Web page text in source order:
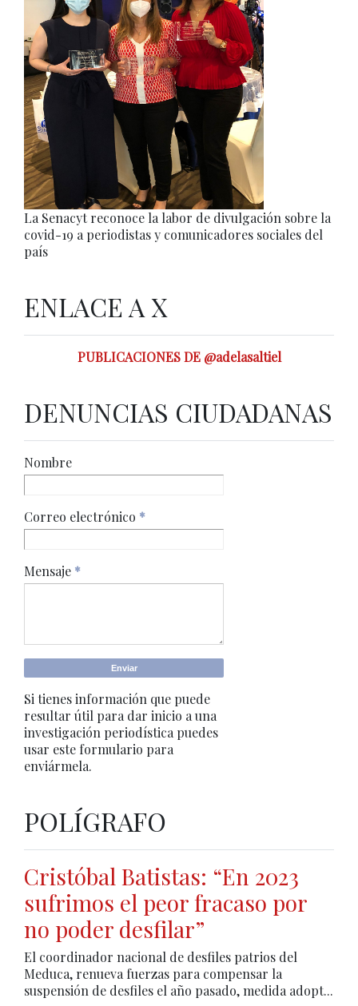
La Senacyt reconoce la labor de divulgación sobre la
covid-19 a periodistas y comunicadores sociales del
país
ENLACE A X
PUBLICACIONES DE @adelasaltiel
DENUNCIAS CIUDADANAS
Nombre
Correo electrónico *
Mensaje *
Si tienes información que puede
resultar útil para dar inicio a una
investigación periodística puedes
usar este formulario para
enviármela.
POLÍGRAFO
Cristóbal Batistas: “En 2023
sufrimos el peor fracaso por
no poder desfilar”
El coordinador nacional de desfiles patrios del
Meduca, renueva fuerzas para compensar la
suspensión de desfiles el año pasado, medida adopt...